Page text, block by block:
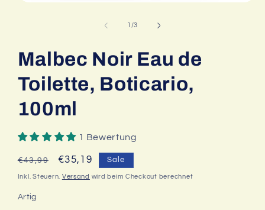
/von
3
Malbec Noir Eau de
Toilette, Boticario,
100ml
1 Bewertung
Normaler
Preis
€43,99 Verkaufspreis
€35,19 Sale
Inkl. Steuern. Versand wird beim Checkout berechnet
Artig